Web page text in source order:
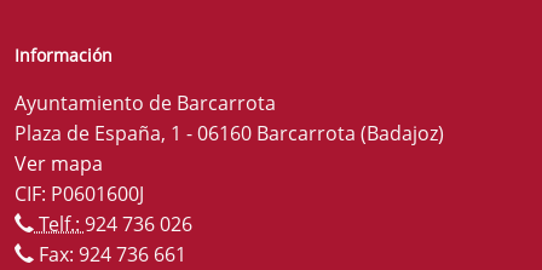
Información
Ayuntamiento de Barcarrota
Plaza de España, 1 - 06160 Barcarrota (Badajoz)
Ver mapa
CIF: P0601600J
Telf.: 924 736 026
Fax: 924 736 661